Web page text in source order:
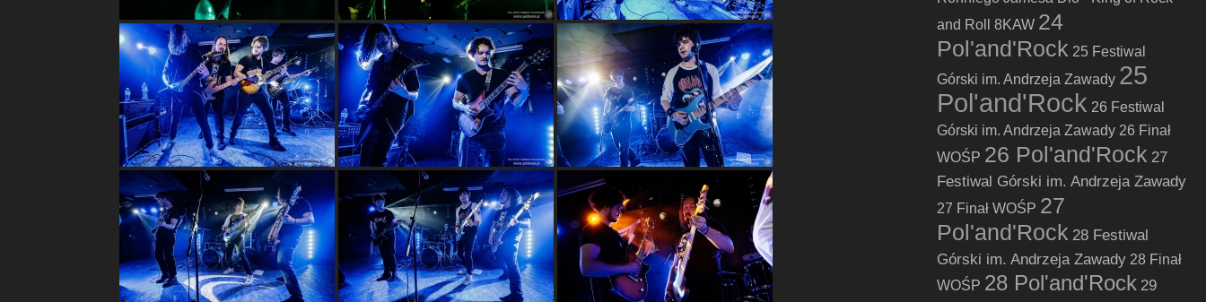
and Roll
8KAW 24
Pol'and'Rock 25 Festiwal
Górski im. Andrzeja Zawady 25
Pol'and'Rock 26 Festiwal
Górski im. Andrzeja Zawady 26 Finał
WOŚP 26 Pol'and'Rock 27
Festiwal Górski im. Andrzeja Zawady
27 Finał WOŚP 27
Pol'and'Rock 28 Festiwal
Górski im. Andrzeja Zawady 28 Finał
WOŚP 28 Pol'and'Rock 29